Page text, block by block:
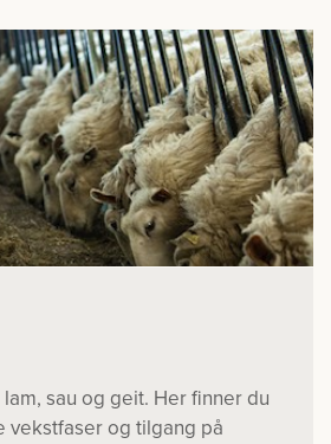
sau og geit. Her finner du
vekstfaser og tilgang på